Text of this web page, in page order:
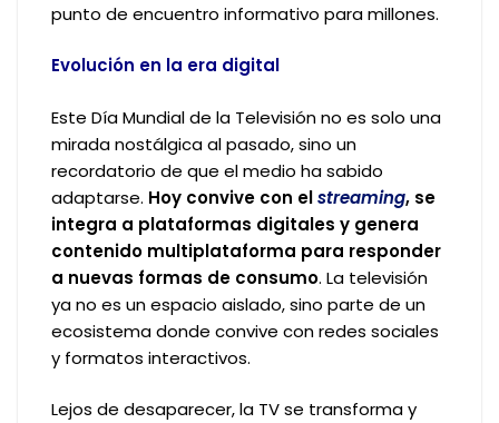
punto de encuentro informativo para millones.
Evolución en la era digital
Este Día Mundial de la Televisión no es solo una
mirada nostálgica al pasado, sino un
recordatorio de que el medio ha sabido
adaptarse. Hoy convive con elstreaming, se
integra a plataformas digitales y genera
contenido multiplataforma para responder
a nuevas formas de consumo. La televisión
ya no es un espacio aislado, sino parte de un
ecosistema donde convive con redes sociales
y formatos interactivos.
Lejos de desaparecer, la TV se transforma y